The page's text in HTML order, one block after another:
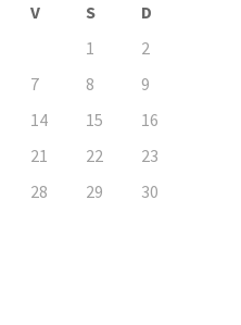
V S
D
1
2
7 8
9
14 15
16
21 22
23
28 29
30